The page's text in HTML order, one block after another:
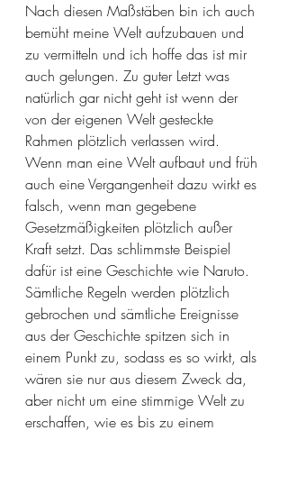
Nach diesen Maßstäben bin ich auch
bemüht meine Welt aufzubauen und
zu vermitteln und ich hoffe das ist mir
auch gelungen. Zu guter Letzt was
natürlich gar nicht geht ist wenn der
von der eigenen Welt gesteckte
Rahmen plötzlich verlassen wird.
Wenn man eine Welt aufbaut und früh
auch eine Vergangenheit dazu wirkt es
falsch, wenn man gegebene
Gesetzmäßigkeiten plötzlich außer
Kraft setzt. Das schlimmste Beispiel
dafür ist eine Geschichte wie Naruto.
Sämtliche Regeln werden plötzlich
gebrochen und sämtliche Ereignisse
aus der Geschichte spitzen sich in
einem Punkt zu, sodass es so wirkt, als
wären sie nur aus diesem Zweck da,
aber nicht um eine stimmige Welt zu
erschaffen, wie es bis zu einem